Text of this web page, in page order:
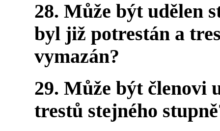
28. Může být udělen
byl již potrestán a
vymazán?
29. Může být členovi
trestů stejného